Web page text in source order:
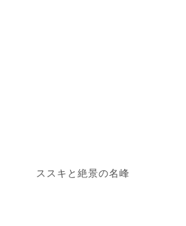
ススキと絶景の名峰